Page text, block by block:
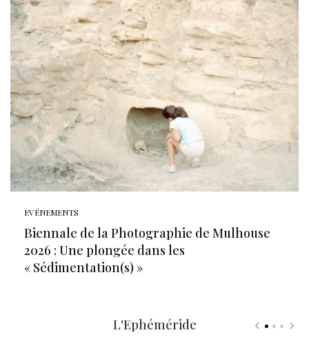
EVÉNEMENTS
Biennale de la Photographie de Mulhouse
2026 : Une plongée dans les
« Sédimentation(s) »
L'Ephéméride